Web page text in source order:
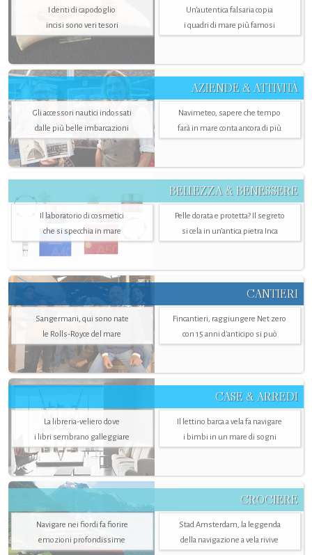
I denti di capodoglio
incisi sono veri tesori
Un’autentica falsaria copia
i quadri di mare più famosi
AZIENDE & ATTIVITÀ
Gli accessori nautici indossati
dalle più belle imbarcazioni
Navimeteo, sapere che tempo
farà in mare conta ancora di più
BELLEZZA & BENESSERE
Il laboratorio di cosmetici
che si specchia in mare
Pelle dorata e protetta? Il segreto
si cela in un’antica pietra Inca
CANTIERI
Sangermani, qui sono nate
le Rolls-Royce del mare
Fincantieri, raggiungere Net zero
con 15 anni d'anticipo si può
CASE & ARREDI
La libreria-veliero dove
i libri sembrano galleggiare
Il lettino barca a vela fa navigare
i bimbi in un mare di sogni
CROCIERE
Navigare nei fiordi fa fiorire
emozioni profondissime
Stad Amsterdam, la leggenda
della navigazione a vela rivive